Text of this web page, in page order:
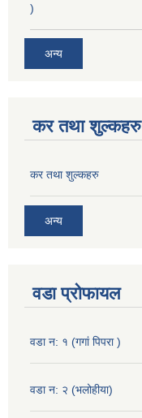
)
अन्य
कर तथा शुल्कहरु
कर तथा शुल्कहरु
अन्य
वडा प्रोफायल
वडा न: १ (गगां पिपरा )
वडा न: २ (भलोहीया)